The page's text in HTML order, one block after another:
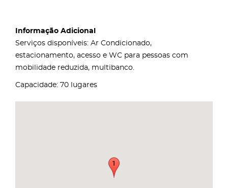
Informação Adicional
Serviços disponíveis: Ar Condicionado,
estacionamento, acesso e WC para pessoas com
mobilidade reduzida, multibanco.
Capacidade: 70 lugares